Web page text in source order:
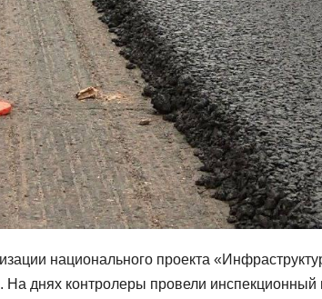
национального проекта
На днях контролеры провели